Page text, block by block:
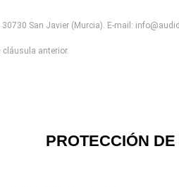
San Javier (Murcia). E-mail:
cláusula anterior.
PROTECCIÓN DE